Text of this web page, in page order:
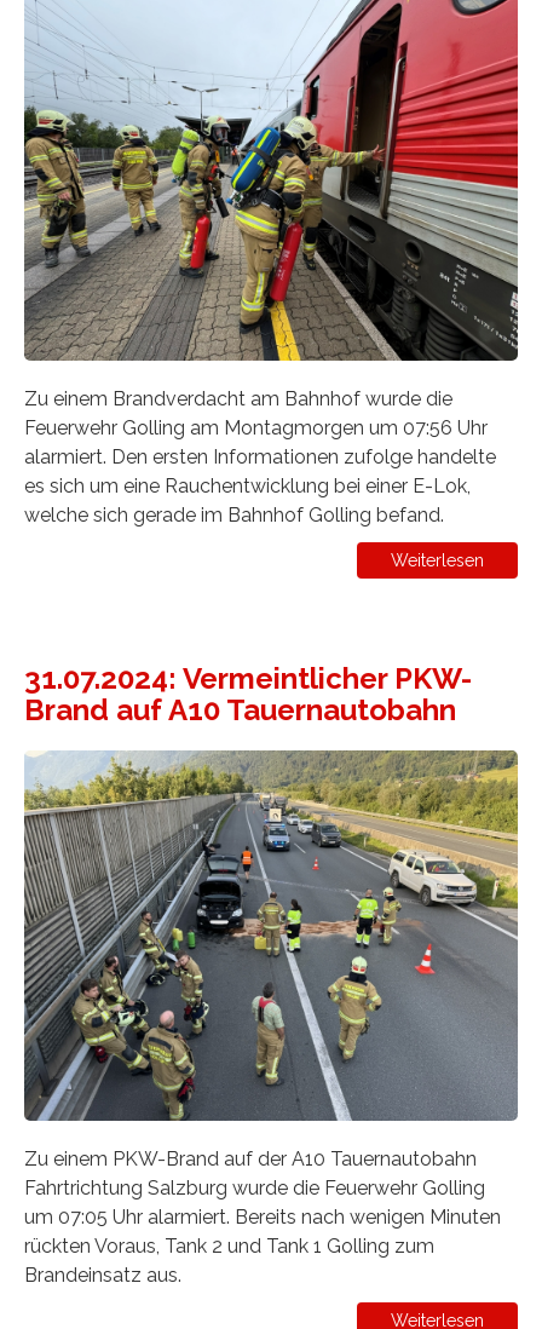
Zu einem Brandverdacht am Bahnhof wurde die
Feuerwehr Golling am Montagmorgen um 07:56 Uhr
alarmiert. Den ersten Informationen zufolge handelte
es sich um eine Rauchentwicklung bei einer E-Lok,
welche sich gerade im Bahnhof Golling befand.
Weiterlesen
31.07.2024: Vermeintlicher PKW-
Brand auf A10 Tauernautobahn
Zu einem PKW-Brand auf der A10 Tauernautobahn
Fahrtrichtung Salzburg wurde die Feuerwehr Golling
um 07:05 Uhr alarmiert. Bereits nach wenigen Minuten
rückten Voraus, Tank 2 und Tank 1 Golling zum
Brandeinsatz aus.
Weiterlesen